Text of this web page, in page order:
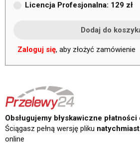
Licencja Profesjonalna: 129 zł
Zaloguj się, aby złożyć zamówienie
Obsługujemy błyskawiczne
Ściągasz pełną wersję pliku natychmiast
online